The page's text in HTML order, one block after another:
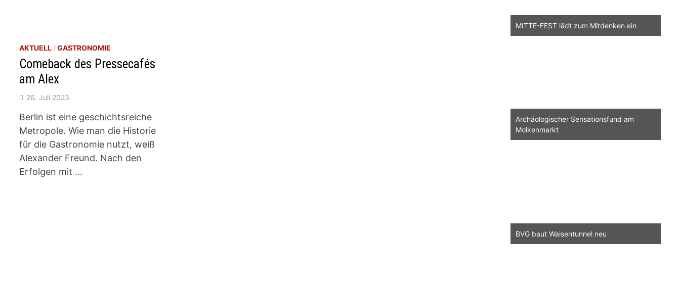
AKTUELL /GASTRONOMIE
Comeback des Pressecafés
am Alex
26. Juli 2023
Berlin ist eine geschichtsreiche
Metropole. Wie man die Historie
für die Gastronomie nutzt, weiß
Alexander Freund. Nach den
Erfolgen mit …
MITTE-FEST lädt zum Mitdenken ein
Archäologischer Sensationsfund am
Molkenmarkt
BVG baut Waisentunnel neu